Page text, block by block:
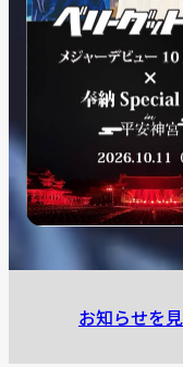
お知らせを